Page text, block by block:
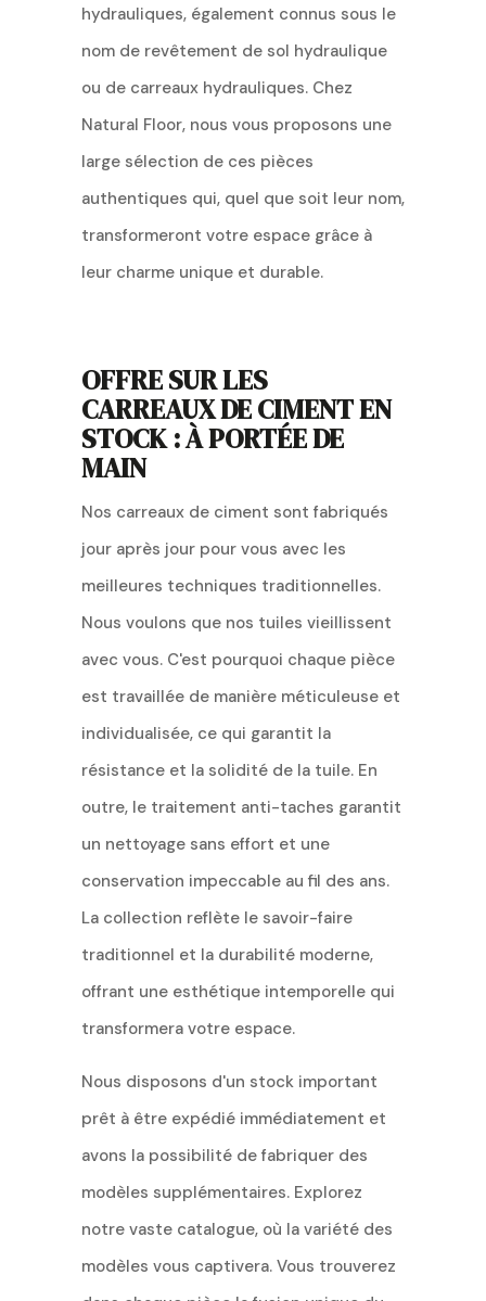
hydrauliques, également connus sous le
nom de revêtement de sol hydraulique
ou de carreaux hydrauliques. Chez
Natural Floor, nous vous proposons une
large sélection de ces pièces
authentiques qui, quel que soit leur nom,
transformeront votre espace grâce à
leur charme unique et durable.
OFFRE SUR LES
CARREAUX DE CIMENT EN
STOCK : À PORTÉE DE
MAIN
Nos carreaux de ciment sont fabriqués
jour après jour pour vous avec les
meilleures techniques traditionnelles.
Nous voulons que nos tuiles vieillissent
avec vous. C'est pourquoi chaque pièce
est travaillée de manière méticuleuse et
individualisée, ce qui garantit la
résistance et la solidité de la tuile. En
outre, le traitement anti-taches garantit
un nettoyage sans effort et une
conservation impeccable au fil des ans.
La collection reflète le savoir-faire
traditionnel et la durabilité moderne,
offrant une esthétique intemporelle qui
transformera votre espace.
Nous disposons d'un stock important
prêt à être expédié immédiatement et
avons la possibilité de fabriquer des
modèles supplémentaires. Explorez
notre vaste catalogue, où la variété des
modèles vous captivera. Vous trouverez